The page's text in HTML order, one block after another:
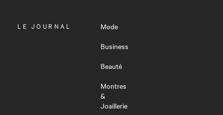
OUVRIR
LE JOURNAL
Mode
Business
Beauté
Montres
&
Joaillerie